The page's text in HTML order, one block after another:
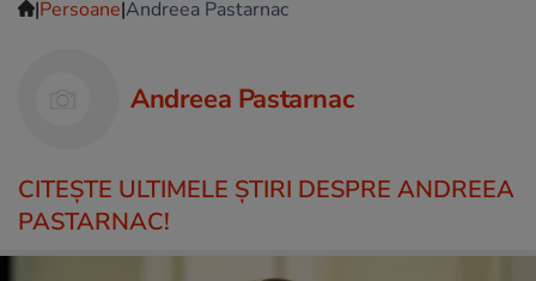
|Persoane|Andreea Pastarnac
Andreea Pastarnac
CITEŞTE ULTIMELE ŞTIRI DESPRE ANDREEA
PASTARNAC!